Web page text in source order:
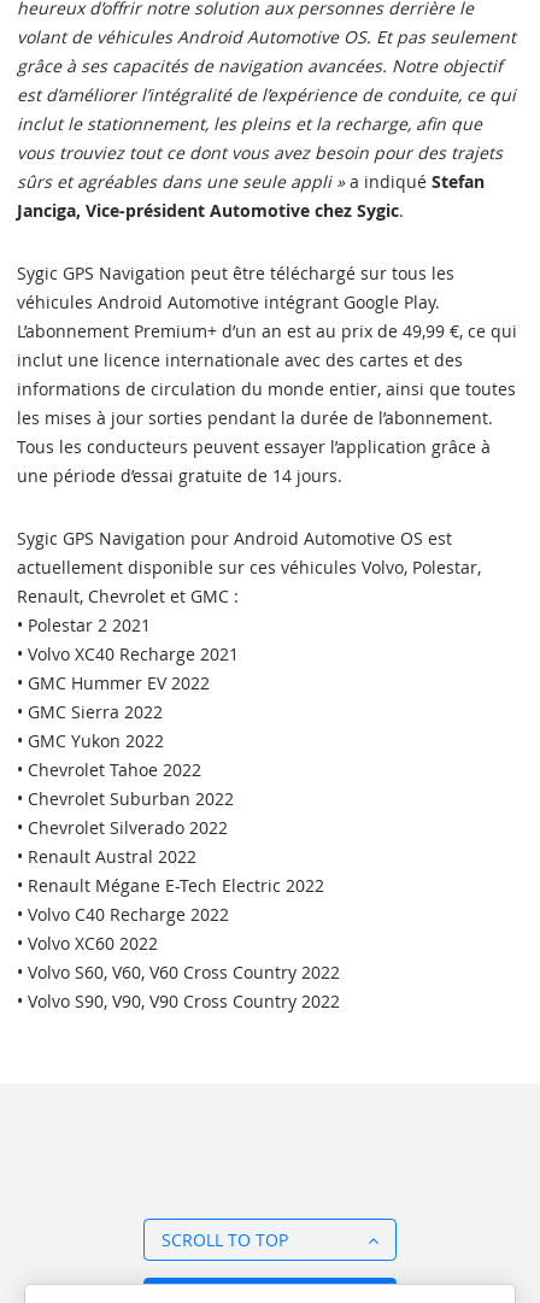
heureux d’offrir notre solution aux personnes derrière le
volant de véhicules Android Automotive OS. Et pas seulement
grâce à ses capacités de navigation avancées. Notre objectif
est d’améliorer l’intégralité de l’expérience de conduite, ce qui
inclut le stationnement, les pleins et la recharge, afin que
vous trouviez tout ce dont vous avez besoin pour des trajets
sûrs et agréables dans une seule appli »a indiqué Stefan
Janciga, Vice-président Automotive chez Sygic.
Sygic GPS Navigation peut être téléchargé sur tous les
véhicules Android Automotive intégrant Google Play.
L’abonnement Premium+ d’un an est au prix de 49,99 €, ce qui
inclut une licence internationale avec des cartes et des
informations de circulation du monde entier, ainsi que toutes
les mises à jour sorties pendant la durée de l’abonnement.
Tous les conducteurs peuvent essayer l’application grâce à
une période d’essai gratuite de 14 jours.
Sygic GPS Navigation pour Android Automotive OS est
actuellement disponible sur ces véhicules Volvo, Polestar,
Renault, Chevrolet et GMC :
• Polestar 2 2021
• Volvo XC40 Recharge 2021
• GMC Hummer EV 2022
• GMC Sierra 2022
• GMC Yukon 2022
• Chevrolet Tahoe 2022
• Chevrolet Suburban 2022
• Chevrolet Silverado 2022
• Renault Austral 2022
• Renault Mégane E-Tech Electric 2022
• Volvo C40 Recharge 2022
• Volvo XC60 2022
• Volvo S60, V60, V60 Cross Country 2022
• Volvo S90, V90, V90 Cross Country 2022
SCROLL TO TOP